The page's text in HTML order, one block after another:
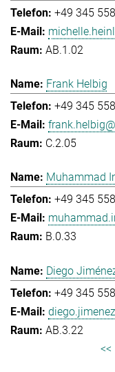
+49 345
AB.1.02
Frank Helbig
+49 345
C.2.05
Muhammad
+49 345
B.0.33
Diego
+49 345
AB.3.22
<<